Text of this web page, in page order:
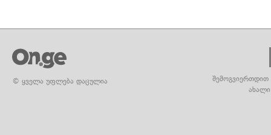
© ყველა უფლება დაცულია
შემოგვიერთდით
ახალი